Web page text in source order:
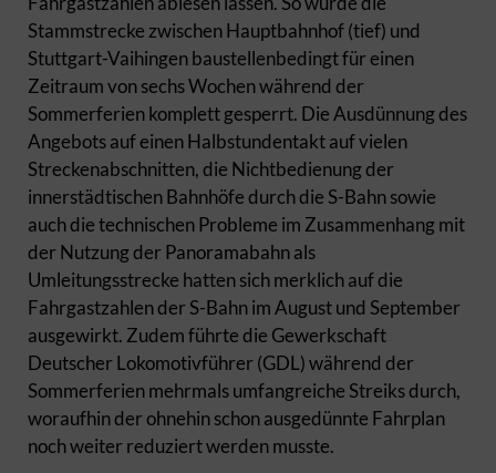
Stammstrecke zwischen Hauptbahnhof (tief) und
Stuttgart-Vaihingen baustellenbedingt für einen
Zeitraum von sechs Wochen während der
Sommerferien komplett gesperrt. Die Ausdünnung des
Angebots auf einen Halbstundentakt auf vielen
Streckenabschnitten, die Nichtbedienung der
innerstädtischen Bahnhöfe durch die S-Bahn sowie
auch die technischen Probleme im Zusammenhang mit
der Nutzung der Panoramabahn als
Umleitungsstrecke hatten sich merklich auf die
Fahrgastzahlen der S-Bahn im August und September
ausgewirkt. Zudem führte die Gewerkschaft
Deutscher Lokomotivführer (GDL) während der
Sommerferien mehrmals umfangreiche Streiks durch,
woraufhin der ohnehin schon ausgedünnte Fahrplan
noch weiter reduziert werden musste.